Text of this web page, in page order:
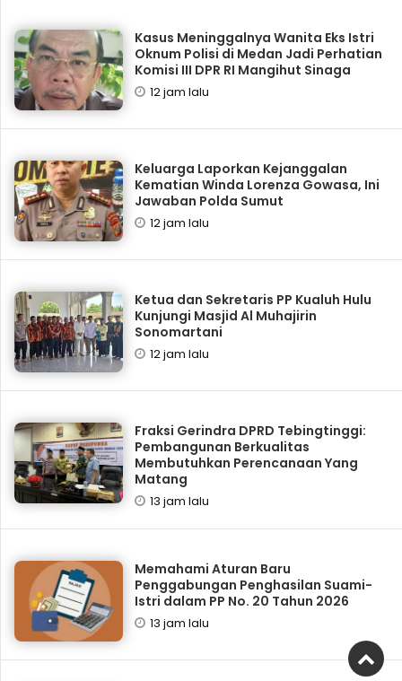
Kasus Meninggalnya Wanita Eks Istri
Oknum Polisi di Medan Jadi Perhatian
Komisi III DPR RI Mangihut Sinaga
12 jam lalu
Keluarga Laporkan Kejanggalan
Kematian Winda Lorenza Gowasa, Ini
Jawaban Polda Sumut
12 jam lalu
Ketua dan Sekretaris PP Kualuh Hulu
Kunjungi Masjid Al Muhajirin
Sonomartani
12 jam lalu
Fraksi Gerindra DPRD Tebingtinggi:
Pembangunan Berkualitas
Membutuhkan Perencanaan Yang
Matang
13 jam lalu
Memahami Aturan Baru
Penggabungan Penghasilan Suami-
Istri dalam PP No. 20 Tahun 2026
13 jam lalu